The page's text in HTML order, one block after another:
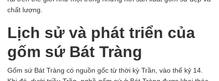
chất lượng.
Lịch sử và phát triển của
gốm sứ Bát Tràng
Gốm sứ Bát Tràng có nguồn gốc từ thời kỳ Trần, vào thế kỷ 14.